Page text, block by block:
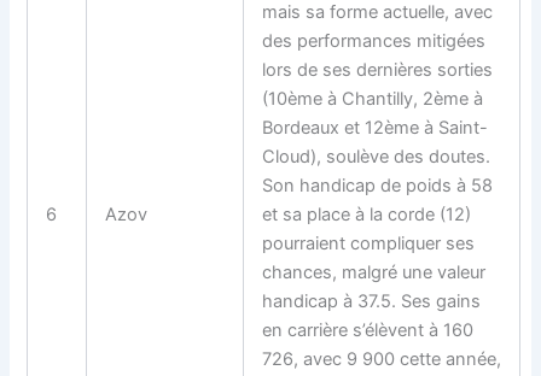
6 Azov
mais sa forme actuelle, avec
des performances mitigées
lors de ses dernières sorties
(10ème à Chantilly, 2ème à
Bordeaux et 12ème à Saint-
Cloud), soulève des doutes.
Son handicap de poids à 58
et sa place à la corde (12)
pourraient compliquer ses
chances, malgré une valeur
handicap à 37.5. Ses gains
en carrière s’élèvent à 160
726, avec 9 900 cette année,